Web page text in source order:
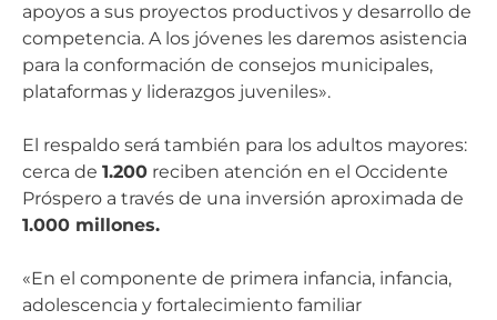
apoyos a sus proyectos productivos y desarrollo de
competencia. A los jóvenes les daremos asistencia
para la conformación de consejos municipales,
plataformas y liderazgos juveniles».
El respaldo será también para los adultos mayores:
cerca de 1.200 reciben atención en el Occidente
Próspero a través de una inversión aproximada de
1.000 millones.
«En el componente de primera infancia, infancia,
adolescencia y fortalecimiento familiar